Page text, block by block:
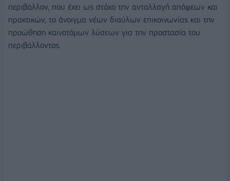
περιβάλλον, που έχει ως στόχο την ανταλλαγή απόψεων και
πρακτικών, το άνοιγμα νέων διαύλων επικοινωνίας και την
προώθηση καινοτόμων λύσεων για την προστασία του
περιβάλλοντος.